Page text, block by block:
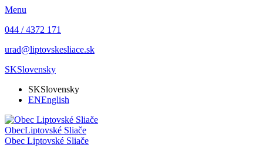
Menu
044 / 4372 171
urad@liptovskesliace.sk
SKSlovensky
SKSlovensky
ENEnglish
ObecLiptovské Sliače
Obec Liptovské Sliače